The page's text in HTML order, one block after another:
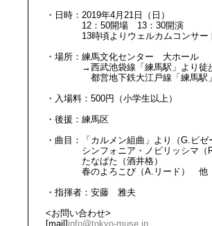
・日時：2019年4月21日（日）
12：50開場 13：30開演
13時頃よりウェルカムコンサー
・場所：練馬文化センター 大ホール
→西武池袋線「練馬駅」より徒
都営地下鉄大江戸線「練馬駅」
・入場料：500円（小学生以上）
・後援：練馬区
・曲目：「カルメン組曲」より（G.ビゼ
シンフォニア・ノビリッシマ（R.
たなばた（酒井格）
春のよろこび（A.リード） 他
・指揮者：安藤 雅夫
<お問い合わせ>
[mail] info@tokyo-muse.jp